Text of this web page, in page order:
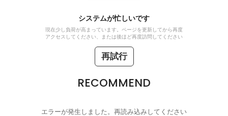
システムが忙しいです
現在少し負荷が高まっています。ページを更新してから再度
アクセスしてください、または後ほど再度訪問してください
再試行
RECOMMEND
エラーが発生しました。再読み込みしてください